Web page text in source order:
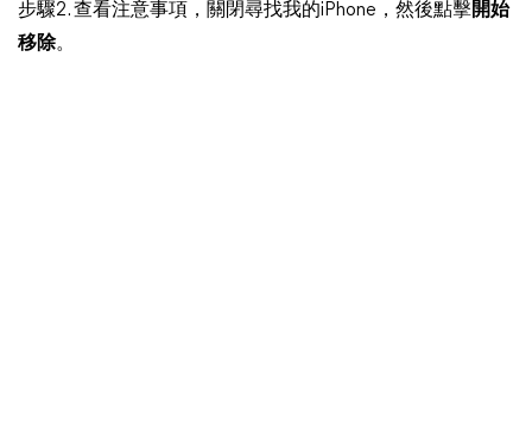
步驟2. 查看注意事項，關閉尋找我的iPhone，然後點擊開始
移除。